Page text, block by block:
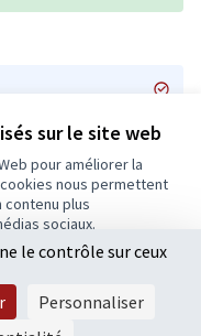
sur le site web
pour améliorer la
nous permettent
plus
sociaux.
essentiels
Licence
(Lien
le contrôle sur ceux
Personnaliser